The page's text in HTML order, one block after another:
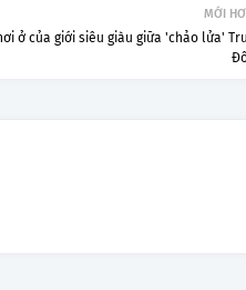
MỚI
ở của giới siêu giàu giữa 'chảo lửa'